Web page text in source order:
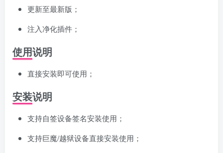
更新至最新版；
注入净化插件；
使用说明
直接安装即可使用；
安装说明
支持自签设备签名安装使用；
支持巨魔/越狱设备直接安装使用；